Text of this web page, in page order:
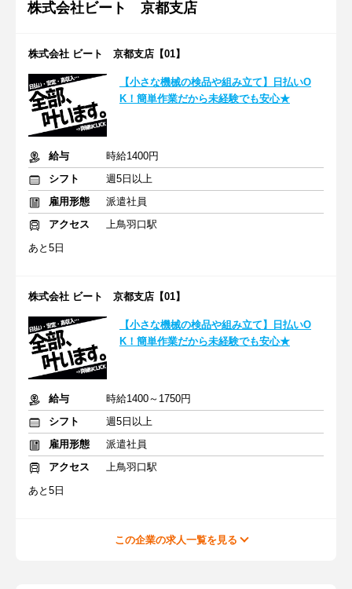
株式会社ビート 京都支店
株式会社 ビート 京都支店【01】
【小さな機械の検品や組み立て】日払いO
K！簡単作業だから未経験でも安心★
給与
時給1400円
シフト
週5日以上
雇用形態
派遣社員
アクセス
上鳥羽口駅
あと5日
株式会社 ビート 京都支店【01】
【小さな機械の検品や組み立て】日払いO
K！簡単作業だから未経験でも安心★
給与
時給1400～1750円
シフト
週5日以上
雇用形態
派遣社員
アクセス
上鳥羽口駅
あと5日
この企業の求人一覧を見る